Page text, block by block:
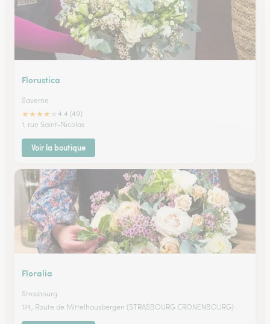
Florustica
Saverne
★★★★
4.4 (49)
1, rue Saint-Nicolas
Voir la boutique
Floralia
Strasbourg
174, Route de Mittelhausbergen (STRASBOURG CRONENBOURG)